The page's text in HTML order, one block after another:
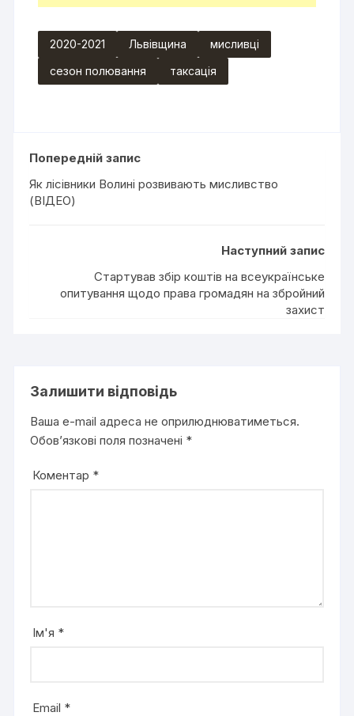
2020-2021 Львівщина
мисливці
сезон полювання
таксація
Попередній запис
Як лісівники Волині розвивають мисливство
(ВІДЕО)
Наступний запис
Стартував збір коштів на всеукраїнське
опитування щодо права громадян на збройний
захист
Залишити відповідь
Ваша e-mail адреса не оприлюднюватиметься.
Обов’язкові поля позначені *
Коментар *
Ім'я *
Email *